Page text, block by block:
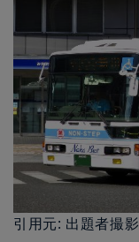
引用元: 出題者撮影